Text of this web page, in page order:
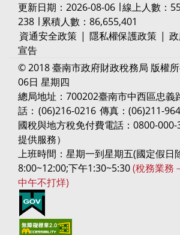
更新日期：2026-08-06 ∣ 線上人數：55
238 ∣ 累積人數：86,655,401
資通安全政策 | 隱私權保護政策 |
宣告
© 2018 臺南市政府財政稅務局 版權
06日 星期四
總局地址：700202臺南市中西區忠義
話： (06)216-0216 傳真：(06)211-
國稅與地方稅免付費電話：0800-
提供服務）
上班時間：星期一到星期五(國定假日
8:00~12:00;下午1:30~5:30(稅務業務
中午不打烊)